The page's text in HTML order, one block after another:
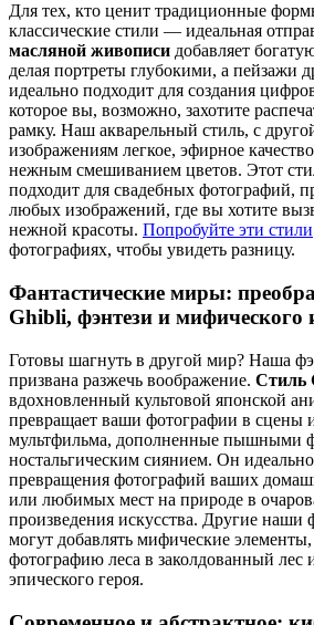
Для тех, кто ценит традиционные
классические стили — идеальная
масляной живописи добавляет
делая портреты глубокими, а пейзажи
идеально подходит для создания
которое вы, возможно, захотите
рамку. Наш акварельный стиль, с
изображениям легкое, эфирное
нежным смешиванием цветов. Этот
подходит для свадебных фотографий,
любых изображений, где вы хотите
нежной красоты. Попробуйте эти стили
фотографиях, чтобы увидеть разницу.
Фантастические миры:
Ghibli, фэнтези и мифического
Готовы шагнуть в другой мир? Наша
призвана разжечь воображение. Стиль
вдохновленный культовой японской
превращает ваши фотографии в сцены
мультфильма, дополненные пышными
ностальгическим сиянием. Он
превращения фотографий ваших
или любимых мест на природе в
произведения искусства. Другие наши
могут добавлять мифические
фотографию леса в заколдованный лес
эпического героя.